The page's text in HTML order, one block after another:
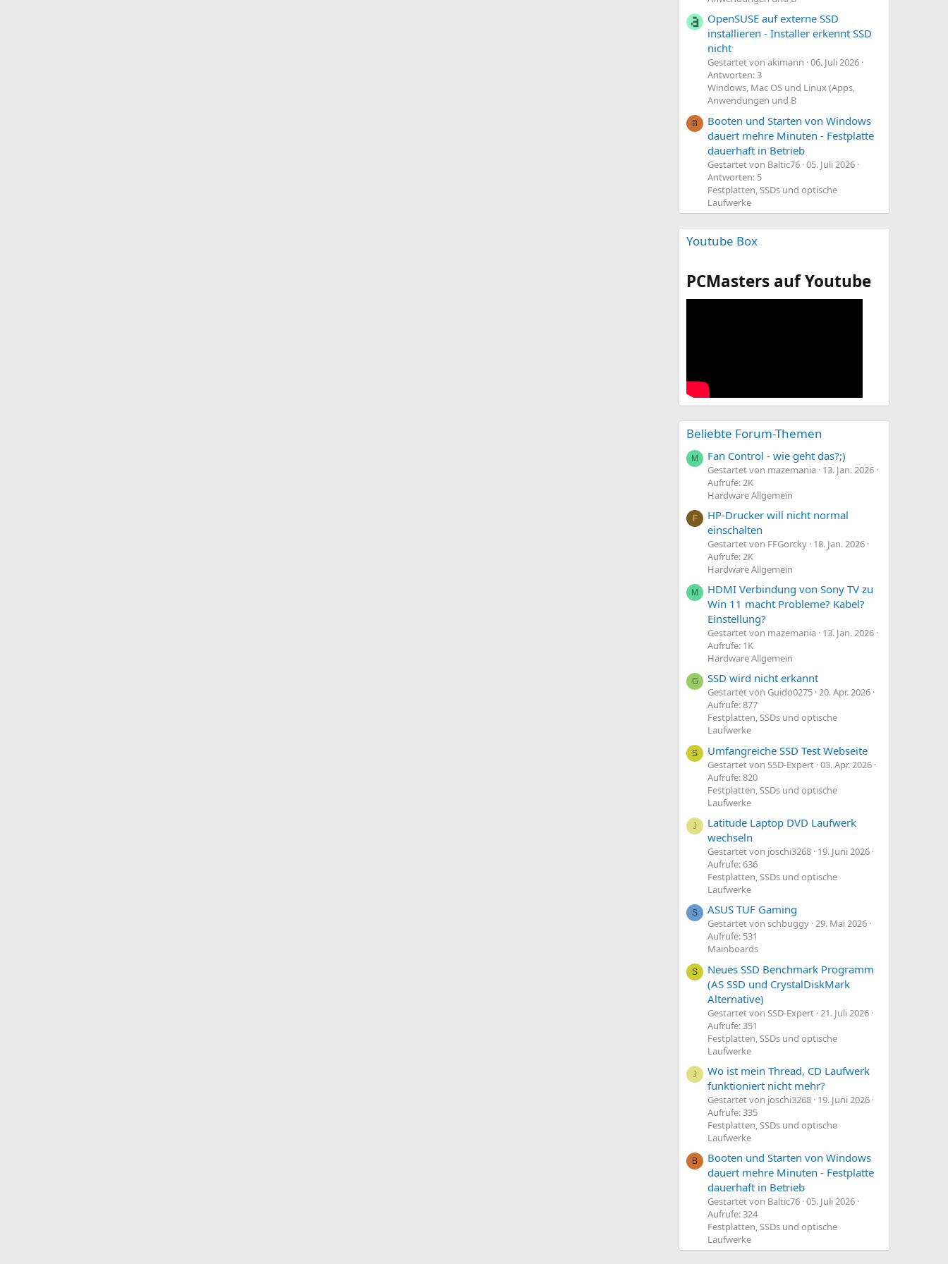
OpenSUSE auf externe SSD
installieren - Installer erkennt SSD
nicht
Gestartet von akimann 06. Juli 2026
Antworten: 3
Windows, Mac OS und Linux (Apps,
Anwendungen und B
B
Booten und Starten von Windows
dauert mehre Minuten - Festplatte
dauerhaft in Betrieb
Gestartet von Baltic76 05. Juli 2026
Antworten: 5
Festplatten, SSDs und optische
Laufwerke
Youtube Box
PCMasters auf Youtube
Beliebte Forum-Themen
M Fan Control - wie geht das?;)
Gestartet von mazemania 13. Jan. 2026
Aufrufe: 2K
Hardware Allgemein
F
HP-Drucker will nicht normal
einschalten
Gestartet von FFGorcky 18. Jan. 2026
Aufrufe: 2K
Hardware Allgemein
M
HDMI Verbindung von Sony TV zu
Win 11 macht Probleme? Kabel?
Einstellung?
Gestartet von mazemania 13. Jan. 2026
Aufrufe: 1K
Hardware Allgemein
G SSD wird nicht erkannt
Gestartet von Guido0275 20. Apr. 2026
Aufrufe: 877
Festplatten, SSDs und optische
Laufwerke
S Umfangreiche SSD Test Webseite
Gestartet von SSD-Expert 03. Apr. 2026
Aufrufe: 820
Festplatten, SSDs und optische
Laufwerke
J
Latitude Laptop DVD Laufwerk
wechseln
Gestartet von joschi3268 19. Juni 2026
Aufrufe: 636
Festplatten, SSDs und optische
Laufwerke
S ASUS TUF Gaming
Gestartet von schbuggy 29. Mai 2026
Aufrufe: 531
Mainboards
S
Neues SSD Benchmark Programm
(AS SSD und CrystalDiskMark
Alternative)
Gestartet von SSD-Expert 21. Juli 2026
Aufrufe: 351
Festplatten, SSDs und optische
Laufwerke
J
Wo ist mein Thread, CD Laufwerk
funktioniert nicht mehr?
Gestartet von joschi3268 19. Juni 2026
Aufrufe: 335
Festplatten, SSDs und optische
Laufwerke
B
Booten und Starten von Windows
dauert mehre Minuten - Festplatte
dauerhaft in Betrieb
Gestartet von Baltic76 05. Juli 2026
Aufrufe: 324
Festplatten, SSDs und optische
Laufwerke